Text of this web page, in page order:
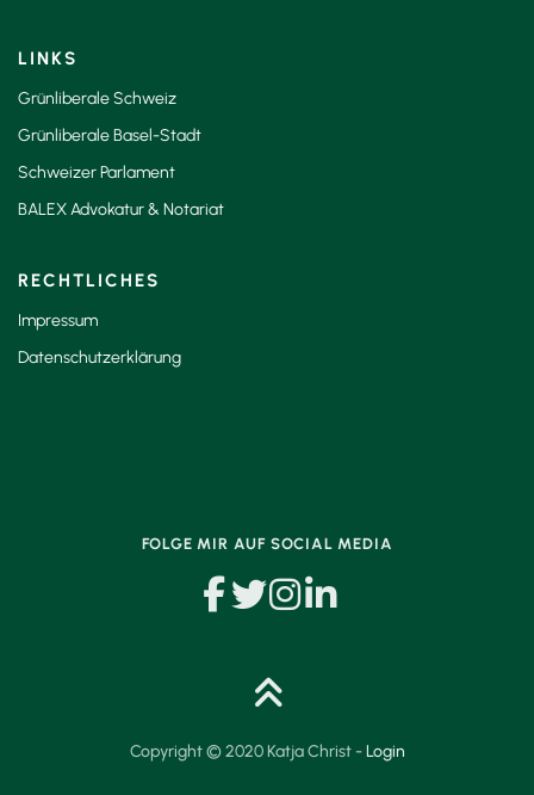
LINKS
Grünliberale Schweiz
Grünliberale Basel-Stadt
Schweizer Parlament
BALEX Advokatur & Notariat
RECHTLICHES
Impressum
Datenschutzerklärung
FOLGE MIR AUF SOCIAL MEDIA
Copyright © 2020 Katja Christ -Login